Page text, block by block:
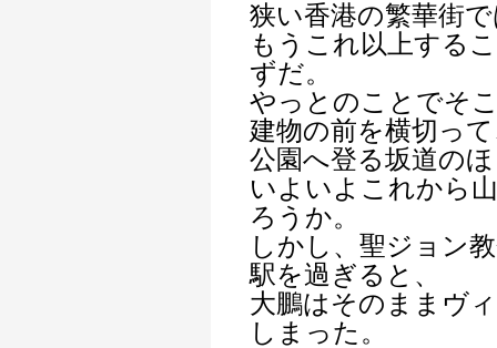
狭い香港の繁華街
もうこれ以上する
ずだ。
やっとのことでそ
建物の前を横切っ
公園へ登る坂道の
いよいよこれから
ろうか。
しかし、聖ジョン
駅を過ぎると、
大鵬はそのままヴ
しまった。